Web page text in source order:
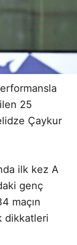
25
Çaykur
ilk kez A
genç
maçın
dikkatleri